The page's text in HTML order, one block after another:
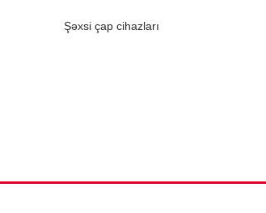
Şəxsi çap cihazları